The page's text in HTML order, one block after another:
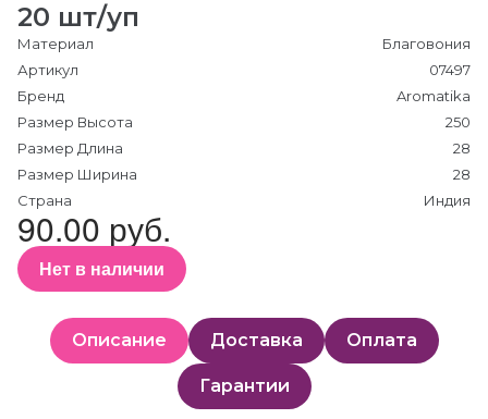
20 шт/уп
Материал
Благовония
Артикул
07497
Бренд
Aromatika
Размер Высота
250
Размер Длина
28
Размер Ширина
28
Страна
Индия
90.00 руб.
Нет в наличии
Описание Доставка Оплата
Гарантии